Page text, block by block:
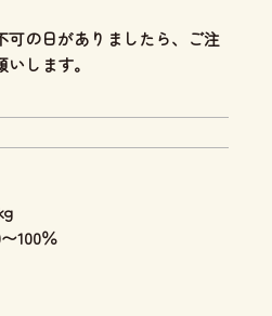
可の日がありましたら、ご注
します。
100％